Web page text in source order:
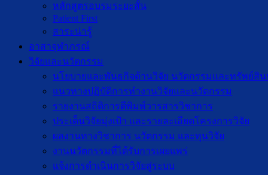
หลักสูตรอบรมระยะสั้น
Patient First
สาระน่ารู้
อาสาจุฬาภรณ์
วิจัยและนวัตกรรม
นโยบายและพันธกิจด้านวิจัย นวัตกรรมและทรัพย์สิ
แนวทางปฏิบัติการทำงานวิจัยและนวัตกรรม
รายงานสถิติการตีพิมพ์วารสารวิชาการ
ประเด็นวิจัยมุ่งเป้า และรายละเอียดโครงการวิจัย
ผลงานทางวิชาการ นวัตกรรม และทุนวิจัย
งานนวัตกรรมที่ได้รับการเผยแพร่
แจ้งการดำเนินการวิจัยสู่ระบบ